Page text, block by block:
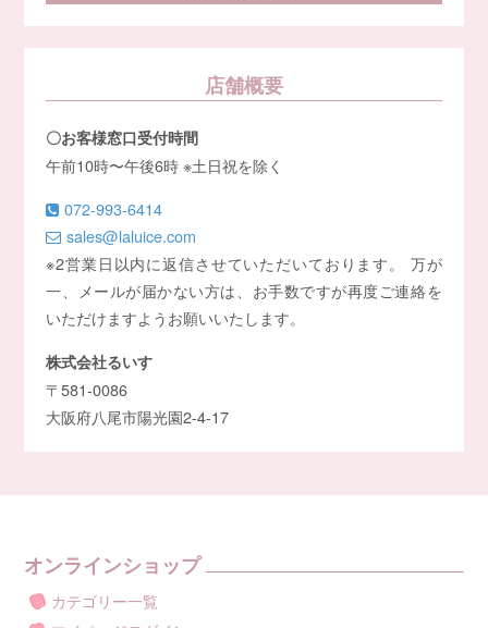
店舗概要
〇お客様窓口受付時間
午前10時〜午後6時 ※土日祝を除く
072-993-6414
sales@laluice.com
※2営業日以内に返信させていただいております。 万が
一、メールが届かない方は、お手数ですが再度ご連絡を
いただけますようお願いいたします。
株式会社るいす
〒581-0086
大阪府八尾市陽光園2-4-17
オンラインショップ
カテゴリー一覧